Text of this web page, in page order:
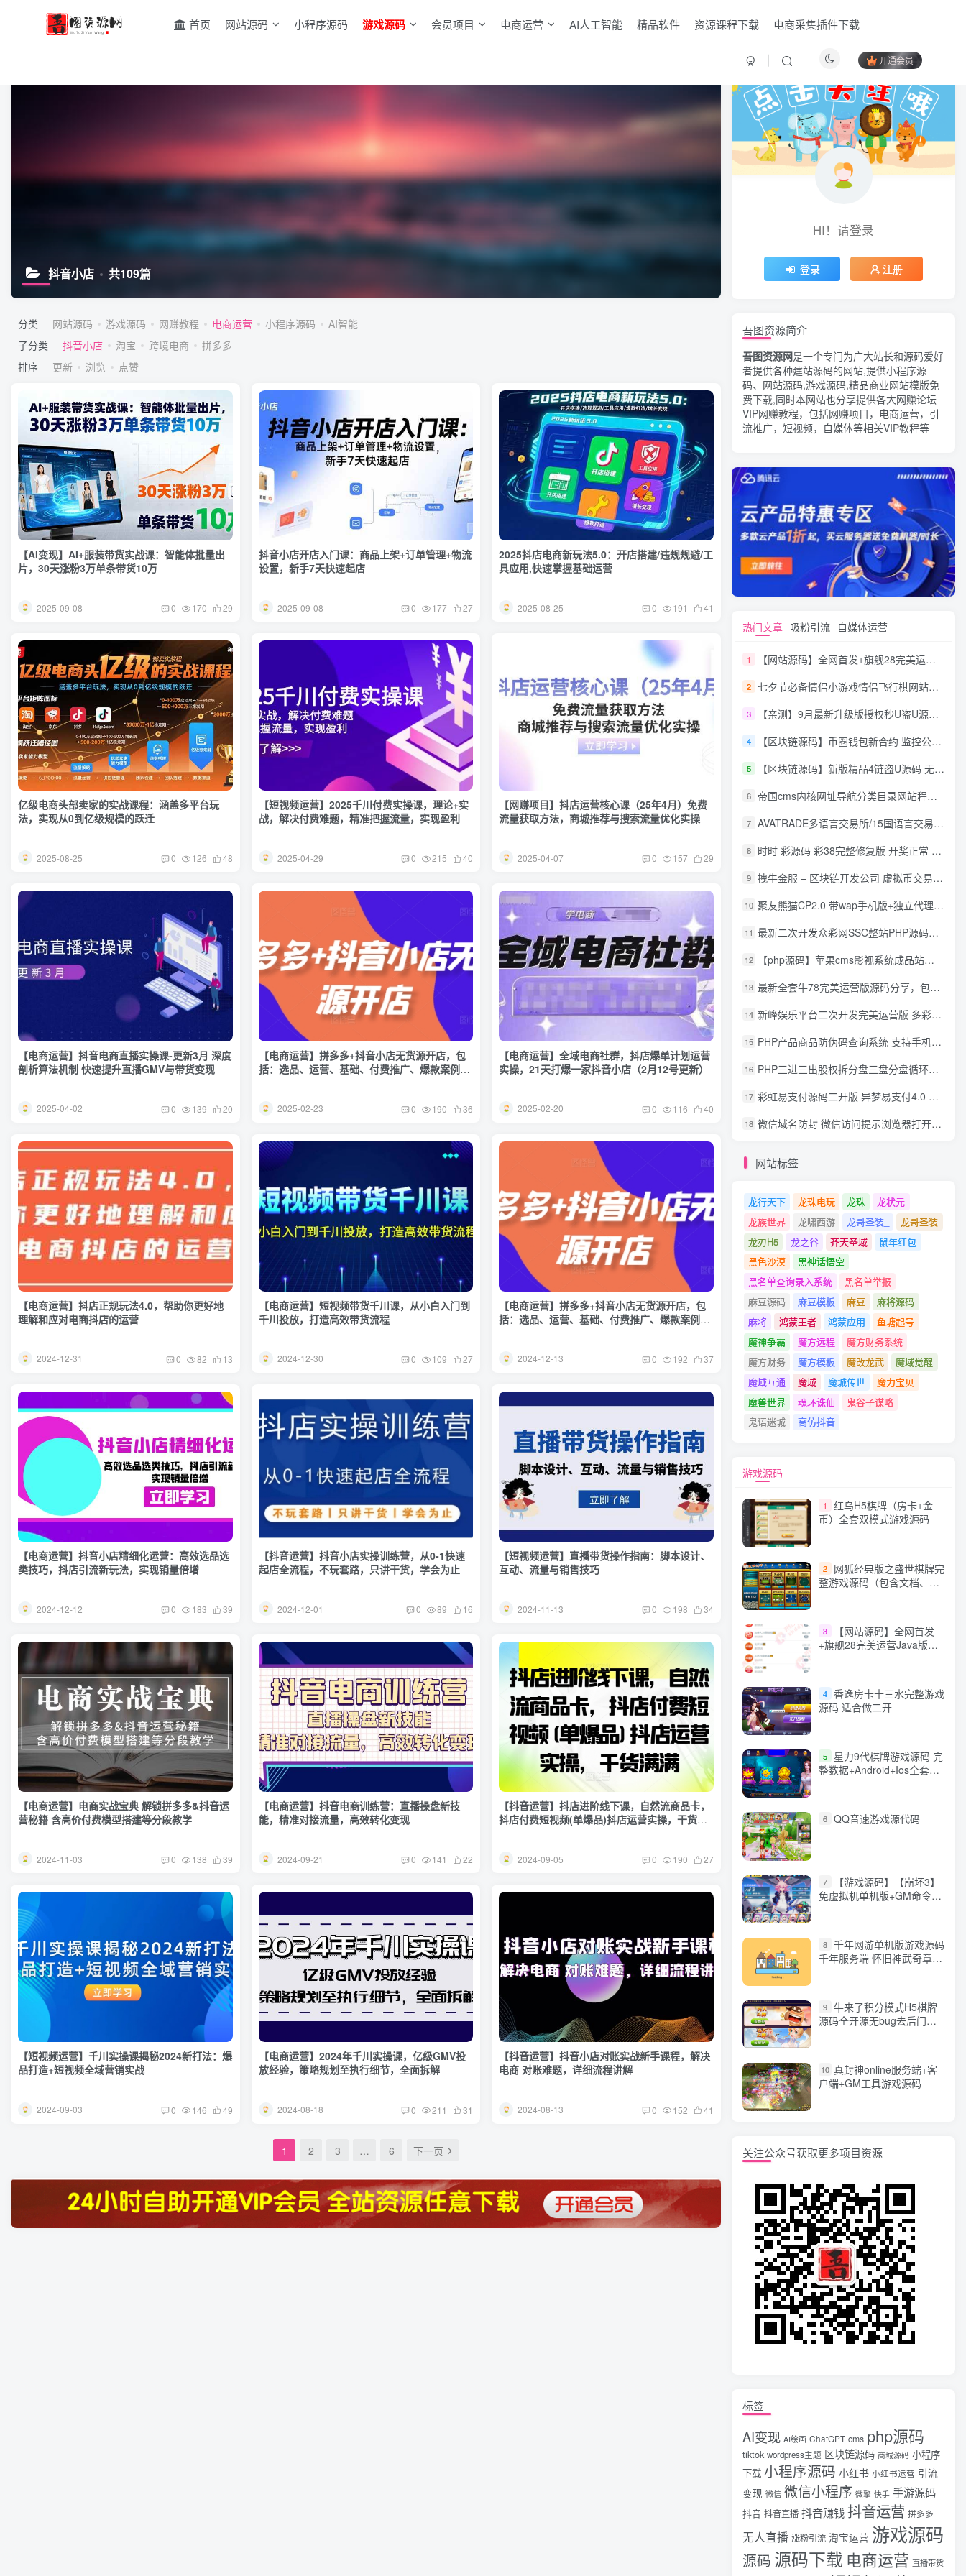
首页 网站源码 小程序源码 游戏源码 会员项目 电商运营 AI人工智能 精品软件 资源课程下载 电商采集插件下载
开通会员
抖音小店 共109篇
分类 网站源码 游戏源码 网赚教程 电商运营 小程序源码
AI智能
子分类
抖音小店 淘宝 跨境电商
拼多多
排序
更新 浏览 点赞
【AI变现】AI+服装带货实战课：智能体批量出
片，30天涨粉3万单条带货10万
2025-09-08 0 170 29
抖音小店开店入门课：商品上架+订单管理+物流
设置，新手7天快速起店
2025-09-08 0 177 27
2025抖店电商新玩法5.0：开店搭建/违规规避/工
具应用,快速掌握基础运营
2025-08-25 0 191 41
亿级电商头部卖家的实战课程：涵盖多平台玩
法，实现从0到亿级规模的跃迁
2025-08-25 0 126 48
【短视频运营】2025千川付费实操课，理论+实
战，解决付费难题，精准把握流量，实现盈利
2025-04-29 0 215 40
【网赚项目】抖店运营核心课（25年4月）免费
流量获取方法，商城推荐与搜索流量优化实操
2025-04-07 0 157 29
【电商运营】抖音电商直播实操课-更新3月 深度
剖析算法机制 快速提升直播GMV与带货变现
2025-04-02 0 139 20
【电商运营】拼多多+抖音小店无货源开店，包
括：选品、运营、基础、付费推广、爆款案例等
2025-02-23 0 190 36
【电商运营】全域电商社群，抖店爆单计划运营
实操，21天打爆一家抖音小店（2月12号更新）
2025-02-20 0 116 40
【电商运营】抖店正规玩法4.0，帮助你更好地
理解和应对电商抖店的运营
2024-12-31 0 82 13
【电商运营】短视频带货千川课，从小白入门到
千川投放，打造高效带货流程
2024-12-30 0 109 27
【电商运营】拼多多+抖音小店无货源开店，包
括：选品、运营、基础、付费推广、爆款案例等
2024-12-13 0 192 37
【电商运营】抖音小店精细化运营：高效选品选
类技巧，抖店引流新玩法，实现销量倍增
2024-12-12 0 183 39
【抖音运营】抖音小店实操训练营，从0-1快速
起店全流程，不玩套路，只讲干货，学会为止
2024-12-01 0 89 16
【短视频运营】直播带货操作指南：脚本设计、
互动、流量与销售技巧
2024-11-13 0 198 34
【电商运营】电商实战宝典 解锁拼多多&抖音运
营秘籍 含高价付费模型搭建等分段教学
2024-11-03 0 138 39
【电商运营】抖音电商训练营：直播操盘新技
能，精准对接流量，高效转化变现
2024-09-21 0 141 22
【抖音运营】抖店进阶线下课，自然流商品卡，
抖店付费短视频(单爆品)抖店运营实操，干货满
2024-09-05 0 190 27
【短视频运营】千川实操课揭秘2024新打法：爆
品打造+短视频全域营销实战
2024-09-03 0 146 49
【电商运营】2024年千川实操课，亿级GMV投
放经验，策略规划至执行细节，全面拆解
2024-08-18 0 211 31
【抖音运营】抖音小店对账实战新手课程，解决
电商 对账难题，详细流程讲解
2024-08-13 0 152 41
1 2 3 … 6 下一页
HI！请登录
登录 注册
HI！请登录
登录 注册
吾图资源简介
吾图资源网是一个专门为广大站长和源码爱好
者提供各种建站源码的网站,提供小程序源
码、网站源码,游戏源码,精品商业网站模版免
费下载,同时本网站也分享提供各大网赚论坛
VIP网赚教程，包括网赚项目，电商运营，引
流推广，短视频，自媒体等相关VIP教程等
热门文章 吸粉引流 自媒体运营
1 【网站源码】全网首发+旗舰28完美运营Java版高仿28圈+彩种丰富+机器人+眯牌
2 七夕节必备情侣小游戏情侣飞行棋网站源码
3 【亲测】9月最新升级版授权秒U盗U源码/四链盗U源码/自带提币接口
4 【区块链源码】币圈钱包新合约 监控公链转账地址 尾数模拟转账数据生成 0 U攻击带安装说明
5 【区块链源码】新版精品4链盗U源码 无限开代理模式 后台 代理数据可看 包含搭建教程
6 帝国cms内核网址导航分类目录网站程序源码
7 AVATRADE多语言交易所/15国语言交易所/合约交易/期权交易/币币交易/申购/矿机/风控/前端wap/pc纯源码/带搭建教程
8 时时 彩源码 彩38完整修复版 开奖正常 带手机wap
9 拽牛金服 – 区块链开发公司 虚拟币交易系统 虚拟币交易平台开发 虚拟币ico众
10 聚友熊猫CP2.0 带wap手机版+独立代理后台+整站打包全开源
11 最新二次开发众彩网SSC整站PHP源码+WAP手机版+KJ采集器+集成云端在线充值
12 【php源码】苹果cms影视系统成品站打包+电影先生6.1.1模板优化版+15W+数据
13 最新全套牛78完美运营版源码分享，包含了资源组件+脚本程序
14 新峰娱乐平台二次开发完美运营版 多彩种多玩法 代理分红+积分兑换
15 PHP产品商品防伪码查询系统 支持手机防假验证网站建设 防伪码自动生成 批量导入
16 PHP三进三出股权拆分盘三盘分盘循环拆分系统源码
17 彩虹易支付源码二开版 异梦易支付4.0 可对接官方/易支付/码支付 去除后门 美化用户中心
18 微信域名防封 微信访问提示浏览器打开 非微信访问直接打开预防域名被封域名被封包换服务
网站标签
龙行天下 龙珠电玩 龙珠
龙状元
龙族世界
龙啸西游 龙哥圣装_
龙哥圣装
龙刃H5
龙之谷 齐天圣域
鼠年红包
黑色沙漠
黑神话悟空
黑名单查询录入系统
黑名单举报
麻豆源码
麻豆模板 麻豆
麻将源码
麻将
鸿蒙王者 鸿蒙应用
鱼塘起号
魔神争霸
魔方远程
魔方财务系统
魔方财务
魔方模板 魔改龙武
魔域觉醒
魔域互通
魔域 魔城传世
魔力宝贝
魔兽世界
魂环诛仙
鬼谷子谋略
鬼语迷城
高仿抖音
游戏源码
1
红鸟H5棋牌（房卡+金
币）全套双模式游戏源码
2
网狐经典版之盛世棋牌完
整游戏源码（包含文档、架
3
【网站源码】全网首发
+旗舰28完美运营Java版高
4 香逸房卡十三水完整游戏
源码 适合做二开
5
星力9代棋牌游戏源码 完
整数据+Android+Ios全套
6 QQ音速游戏源代码
7
【游戏源码】【崩坏3】
免虚拟机单机版+GM命令
8 千年网游单机版游戏源码
千年服务端 怀旧神武奇章一
9 牛来了积分模式H5棋牌
源码全开源无bug去后门无
10 真封神online服务端+客
户端+GM工具游戏源码
关注公众号获取更多项目资源
标签
AI变现 AI绘画 ChatGPT cms php源码
tiktok wordpress主题 区块链源码 商城源码 小程序
下载 小程序源码 小红书 小红书运营 引流
变现 微信 微信小程序 微擎 快手 手游源码
抖音 抖音直播 抖音赚钱抖音运营 拼多多
无人直播 涨粉引流 淘宝运营 游戏源码
源码 源码下载 电商运营 直播带货